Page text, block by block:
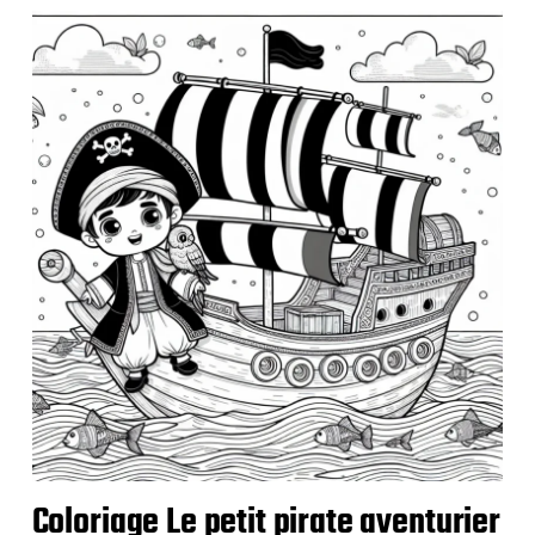
b
i
c
a
t
i
o
n
Coloriage Le petit pirate aventurier